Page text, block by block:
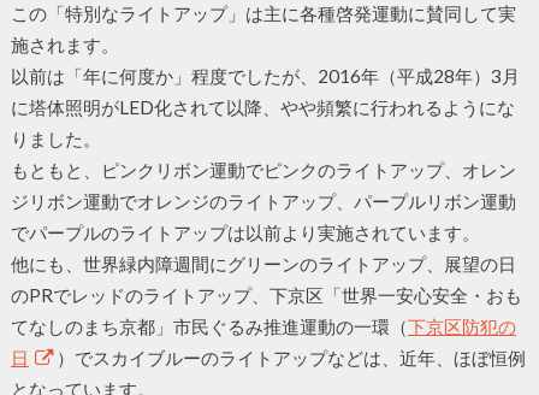
この「特別なライトアップ」は主に各種啓発運動に賛同して実
施されます。
以前は「年に何度か」程度でしたが、2016年（平成28年）3月
に塔体照明がLED化されて以降、やや頻繁に行われるようにな
りました。
もともと、ピンクリボン運動でピンクのライトアップ、オレン
ジリボン運動でオレンジのライトアップ、パープルリボン運動
でパープルのライトアップは以前より実施されています。
他にも、世界緑内障週間にグリーンのライトアップ、展望の日
のPRでレッドのライトアップ、下京区「世界一安心安全・おも
てなしのまち京都」市民ぐるみ推進運動の一環（下京区防犯の
日
）でスカイブルーのライトアップなどは、近年、ほぼ恒例
となっています。